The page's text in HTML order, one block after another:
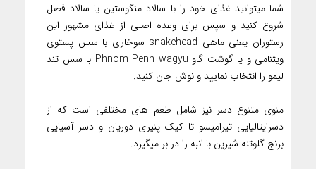
شما میتوانید غذای خود را با سالاد منگوستین یا سالاد فصل
شروع کنید و سپس برای وعده اصلی از غذای مشهور این
رستوران یعنی ماهی snakehead سوخاری با سس پستوی
ویتنامی و یا گوشت گاو Phnom Penh wagyu با سس تند
لیمو را انتخاب نمایید و نوش جان کنید.
منوی متنوع دسر نیز شامل طعم های مختلفی است که از
دسرایتالیایی تیرامیسو تا کیک پنیری دوریان و دسر آسیایی
برنج گلوتنه شیرین با انبه را در بر میگیرد.